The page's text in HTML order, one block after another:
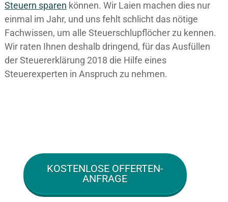
Steuern sparen können. Wir Laien machen dies nur
einmal im Jahr, und uns fehlt schlicht das nötige
Fachwissen, um alle Steuerschlupflöcher zu kennen.
Wir raten Ihnen deshalb dringend, für das Ausfüllen
der Steuererklärung 2018 die Hilfe eines
Steuerexperten in Anspruch zu nehmen.
KOSTENLOSE OFFERTEN-
ANFRAGE